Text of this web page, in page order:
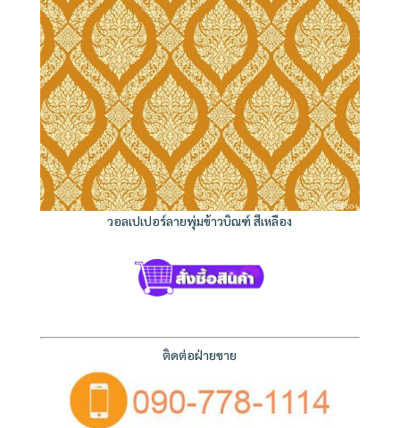
วอลเปเปอร์ลายพุ่มข้าวบิณฑ์ สีเหลือง
ติดต่อฝ่ายขาย